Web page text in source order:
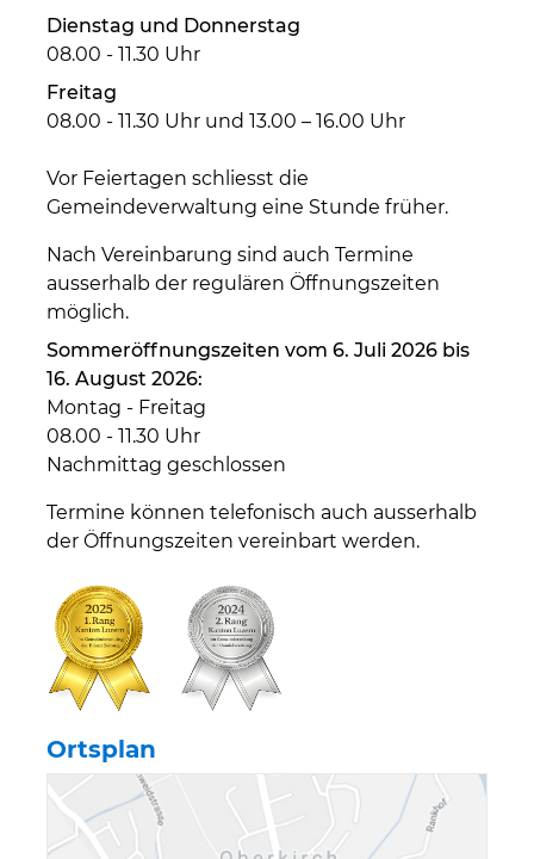
Dienstag und Donnerstag
08.00 - 11.30 Uhr
Freitag
08.00 - 11.30 Uhr und 13.00 – 16.00 Uhr
Vor Feiertagen schliesst die
Gemeindeverwaltung eine Stunde früher.
Nach Vereinbarung sind auch Termine
ausserhalb der regulären Öffnungszeiten
möglich.
Sommeröffnungszeiten vom 6. Juli 2026 bis
16. August 2026:
Montag - Freitag
08.00 - 11.30 Uhr
Nachmittag geschlossen
Termine können telefonisch auch ausserhalb
der Öffnungszeiten vereinbart werden.
Ortsplan